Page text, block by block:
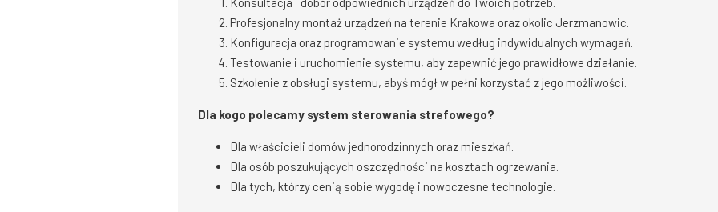
Profesjonalny montaż urządzeń na terenie Krakowa oraz okolic Jerzmanowic.
Konfiguracja oraz programowanie systemu według indywidualnych wymagań.
Testowanie i uruchomienie systemu, aby zapewnić jego prawidłowe działanie.
Szkolenie z obsługi systemu, abyś mógł w pełni korzystać z jego możliwości.
Dla kogo polecamy system sterowania strefowego?
Dla właścicieli domów jednorodzinnych oraz mieszkań.
Dla osób poszukujących oszczędności na kosztach ogrzewania.
Dla tych, którzy cenią sobie wygodę i nowoczesne technologie.